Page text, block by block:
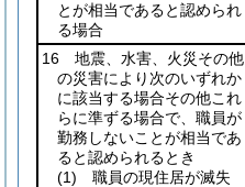
とが相当であると認められ
る場合
16 地震、水害、火災その他
の災害により次のいずれか
に該当する場合その他これ
らに準ずる場合で、職員が
勤務しないことが相当であ
ると認められるとき
(1) 職員の現住居が滅失